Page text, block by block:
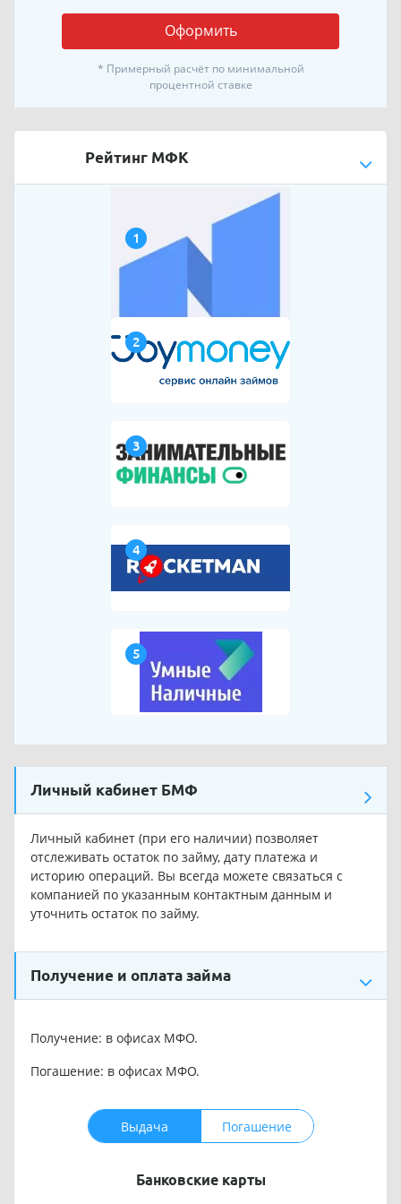
Оформить
* Примерный расчёт по минимальной
процентной ставке
Рейтинг МФК
1
2
3
4
5
Личный кабинет БМФ
Личный кабинет (при его наличии) позволяет
отслеживать остаток по займу, дату платежа и
историю операций. Вы всегда можете связаться с
компанией по указанным контактным данным и
уточнить остаток по займу.
Получение и оплата займа
Получение: в офисах МФО.
Погашение: в офисах МФО.
Выдача Погашение
Банковские карты